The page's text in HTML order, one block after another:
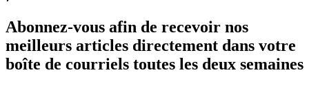
Abonnez-vous afin de recevoir nos
meilleurs articles directement dans votre
boîte de courriels toutes les deux semaines